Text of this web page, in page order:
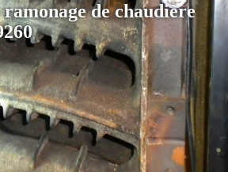
de chaudière